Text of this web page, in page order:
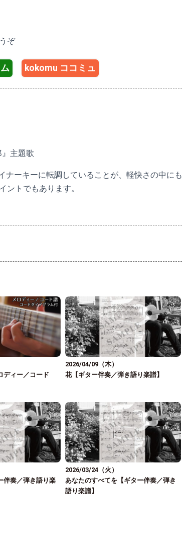
ぞ
kokomu ココミュ
主題歌
ーキーに転調していることが、軽快さの中にも
ントでもあります。
ディー／コード
2026/04/09（木）
花【ギター伴奏／弾き語り楽譜】
伴奏／弾き語り楽
2026/03/24（火）
あなたのすべてを【ギター伴奏／弾き
語り楽譜】